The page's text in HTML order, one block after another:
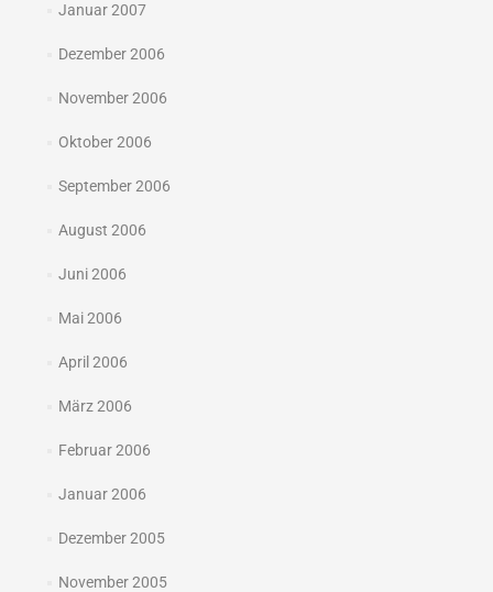
Januar 2007
Dezember 2006
November 2006
Oktober 2006
September 2006
August 2006
Juni 2006
Mai 2006
April 2006
März 2006
Februar 2006
Januar 2006
Dezember 2005
November 2005